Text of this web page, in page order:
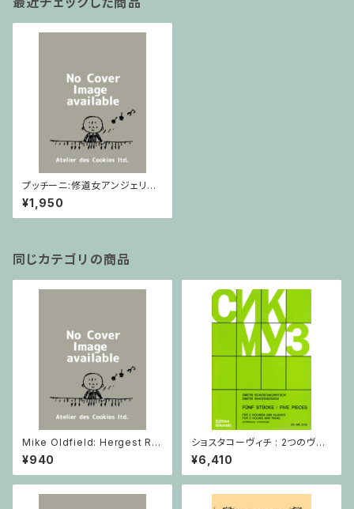
プッチーニ:修道女アンジェリカ
より間奏曲 / フルスコア
¥1,950
同じカテゴリの商品
Mike Oldfield: Hergest Rid
ge / ピアノ
¥940
ショスタコーヴィチ : 2つのヴァ
イオリンとピアノのための 5つの
小品 / ヴァイオリン2とピアノ
¥6,410